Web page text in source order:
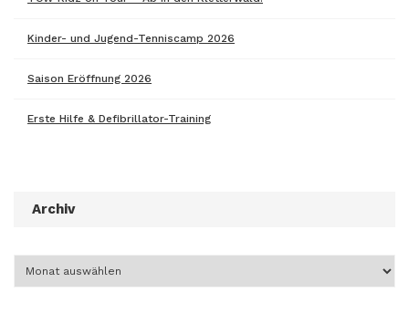
Kinder- und Jugend-Tenniscamp 2026
Saison Eröffnung 2026
Erste Hilfe & Defibrillator-Training
Archiv